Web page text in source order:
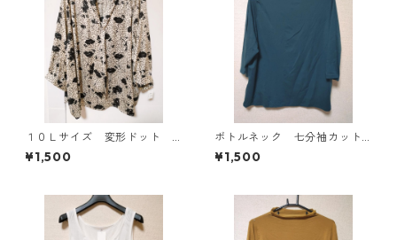
１０Ｌサイズ 変形ドット
花柄 ボウタイブラウス オ
フホワイト KAE-4773
¥1,500
ボトルネック 七分袖カット
ソー ４Ｌ ティールグリー
ン KAE-4815
¥1,500